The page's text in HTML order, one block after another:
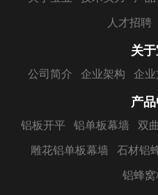
人才招聘
关
公司简介 企业架构 企
产
铝板开平 铝单板幕墙 双
雕花铝单板幕墙 石材铝
铝蜂